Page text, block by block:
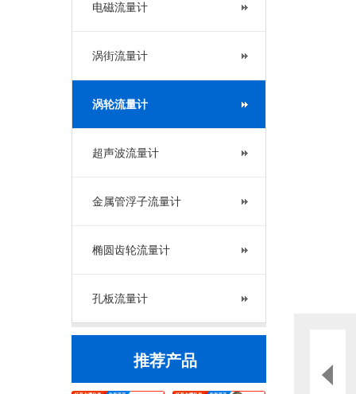
电磁流量计
涡街流量计
涡轮流量计
超声波流量计
金属管浮子流量计
椭圆齿轮流量计
孔板流量计
推荐产品